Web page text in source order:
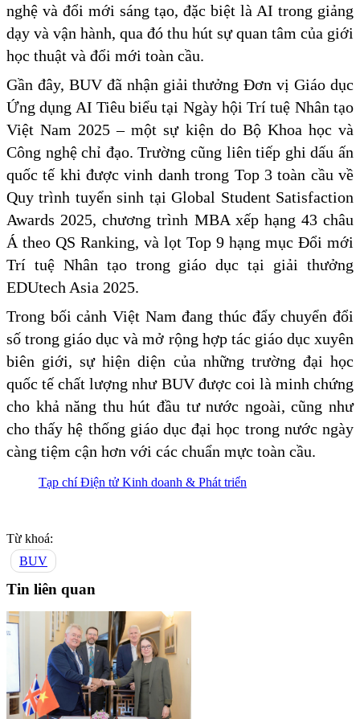
nghệ và đổi mới sáng tạo, đặc biệt là AI trong giảng
dạy và vận hành, qua đó thu hút sự quan tâm của giới
học thuật và đổi mới toàn cầu.
Gần đây, BUV đã nhận giải thưởng Đơn vị Giáo dục
Ứng dụng AI Tiêu biểu tại Ngày hội Trí tuệ Nhân tạo
Việt Nam 2025 – một sự kiện do Bộ Khoa học và
Công nghệ chỉ đạo. Trường cũng liên tiếp ghi dấu ấn
quốc tế khi được vinh danh trong Top 3 toàn cầu về
Quy trình tuyển sinh tại Global Student Satisfaction
Awards 2025, chương trình MBA xếp hạng 43 châu
Á theo QS Ranking, và lọt Top 9 hạng mục Đổi mới
Trí tuệ Nhân tạo trong giáo dục tại giải thưởng
EDUtech Asia 2025.
Trong bối cảnh Việt Nam đang thúc đẩy chuyển đổi
số trong giáo dục và mở rộng hợp tác giáo dục xuyên
biên giới, sự hiện diện của những trường đại học
quốc tế chất lượng như BUV được coi là minh chứng
cho khả năng thu hút đầu tư nước ngoài, cũng như
cho thấy hệ thống giáo dục đại học trong nước ngày
càng tiệm cận hơn với các chuẩn mực toàn cầu.
Tạp chí Điện tử Kinh doanh & Phát triển
Từ khoá:
BUV
Tin liên quan